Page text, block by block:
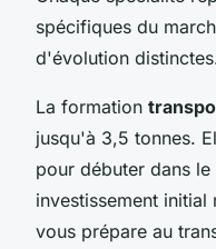
spécifiques du
d'évolution
La formation
jusqu'à 3,5 tonnes.
pour débuter dans
investissement
vous prépare au